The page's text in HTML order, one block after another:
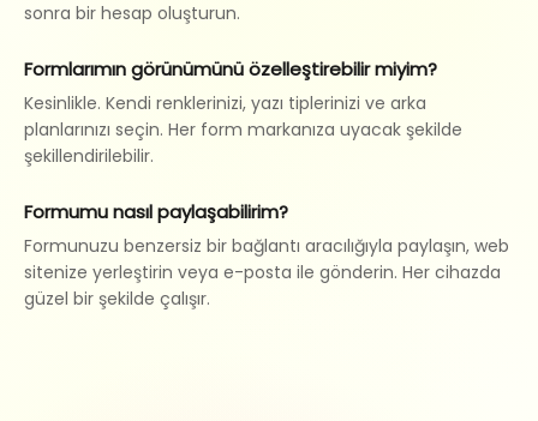
sonra bir hesap oluşturun.
Formlarımın görünümünü özelleştirebilir miyim?
Kesinlikle. Kendi renklerinizi, yazı tiplerinizi ve arka
planlarınızı seçin. Her form markanıza uyacak şekilde
şekillendirilebilir.
Formumu nasıl paylaşabilirim?
Formunuzu benzersiz bir bağlantı aracılığıyla paylaşın, web
sitenize yerleştirin veya e-posta ile gönderin. Her cihazda
güzel bir şekilde çalışır.